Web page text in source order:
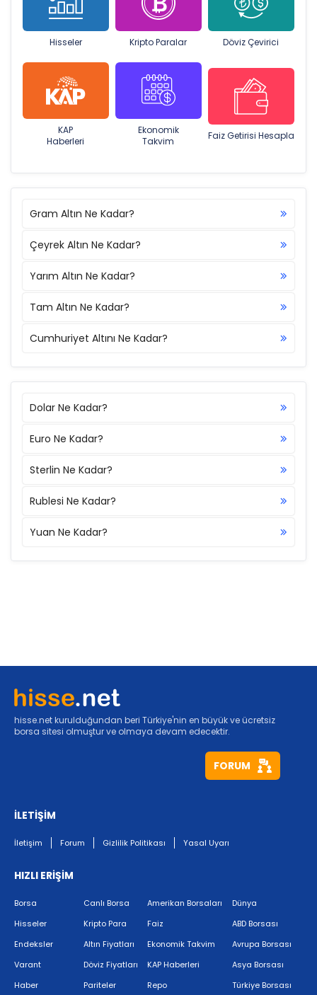
Hisseler Kripto Paralar Döviz Çevirici
KAP
Haberleri
Ekonomik
Takvim
Faiz Getirisi Hesapla
Gram Altın Ne Kadar?
Çeyrek Altın Ne Kadar?
Yarım Altın Ne Kadar?
Tam Altın Ne Kadar?
Cumhuriyet Altını Ne Kadar?
Dolar Ne Kadar?
Euro Ne Kadar?
Sterlin Ne Kadar?
Rublesi Ne Kadar?
Yuan Ne Kadar?
hisse.net kurulduğundan beri Türkiye'nin en büyük ve ücretsiz
borsa sitesi olmuştur ve olmaya devam edecektir.
FORUM
İLETİŞİM
İletişim Forum Gizlilik Politikası Yasal Uyarı
HIZLI ERİŞİM
Borsa
Hisseler
Endeksler
Varant
Haber
Canlı Borsa
Kripto Para
Altın Fiyatları
Döviz Fiyatları
Pariteler
Amerikan Borsaları
Faiz
Ekonomik Takvim
KAP Haberleri
Repo
Dünya
ABD Borsası
Avrupa Borsası
Asya Borsası
Türkiye Borsası